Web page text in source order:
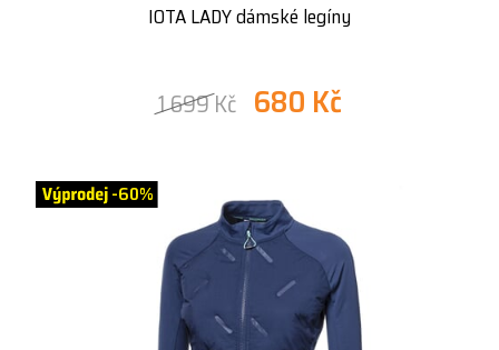
IOTA LADY dámské legíny
1 699 Kč 680 Kč
-60%